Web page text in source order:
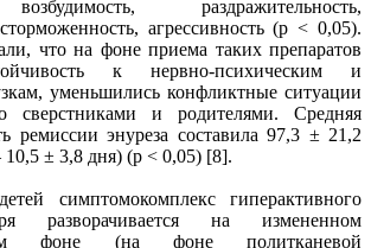
раздражительность,
агрессивность (p < 0,05).
что на фоне приема таких препаратов
к нервно-психическим и
уменьшились конфликтные ситуации
сверстниками и родителями. Средняя
ремиссии энуреза составила 97,3 ± 21,2
± 3,8 дня) (p < 0,05) [8].
симптомокомплекс гиперактивного
разворачивается на измененном
фоне (на фоне политканевой